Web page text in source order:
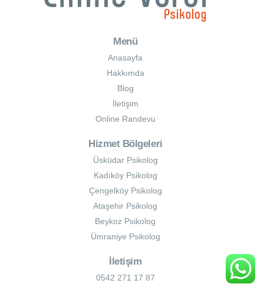
Menü
Anasayfa
Hakkımda
Blog
İletişim
Online Randevu
Hizmet Bölgeleri
Üsküdar Psikolog
Kadıköy Psikolog
Çengelköy Psikolog
Ataşehir Psikolog
Beykoz Psikolog
Ümraniye Psikolog
İletişim
0542 271 17 87